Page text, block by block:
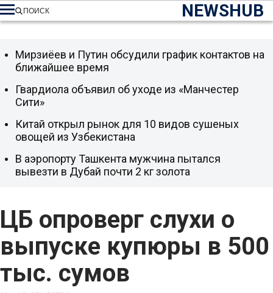
NEWSHUB
ПОИСК
ЦБ опроверг слухи о
выпуске купюры в 500
тыс. сумов
Мирзиёев и Путин обсудили график контактов на
ближайшее время
Гвардиола объявил об уходе из «Манчестер
Сити»
Китай открыл рынок для 10 видов сушеных
овощей из Узбекистана
В аэропорту Ташкента мужчина пытался
вывезти в Дубай почти 2 кг золота